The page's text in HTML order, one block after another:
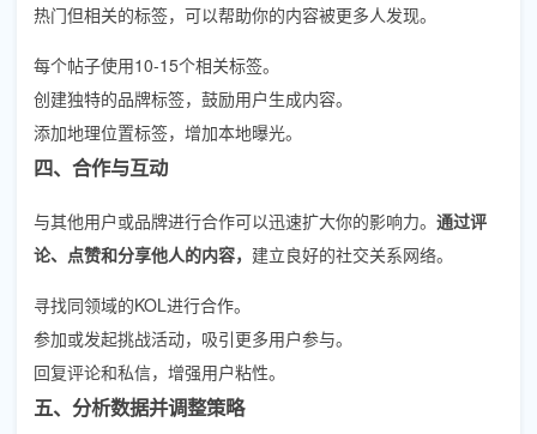
热门但相关的标签，可以帮助你的内容被更多人发现。
每个帖子使用10-15个相关标签。
创建独特的品牌标签，鼓励用户生成内容。
添加地理位置标签，增加本地曝光。
四、合作与互动
与其他用户或品牌进行合作可以迅速扩大你的影响力。 通过评
论、点赞和分享他人的内容， 建立良好的社交关系网络。
寻找同领域的KOL进行合作。
参加或发起挑战活动，吸引更多用户参与。
回复评论和私信，增强用户粘性。
五、分析数据并调整策略